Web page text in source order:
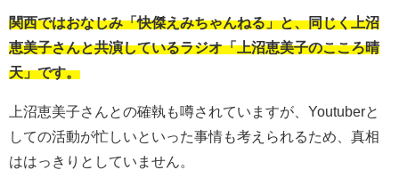
関西ではおなじみ「快傑えみちゃんねる」と、同じく上沼
恵美子さんと共演しているラジオ「上沼恵美子のこころ晴
天」です。
上沼恵美子さんとの確執も噂されていますが、Youtuberと
しての活動が忙しいといった事情も考えられるため、真相
ははっきりとしていません。